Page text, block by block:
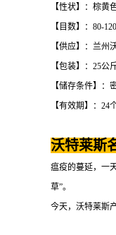
【性状】：棕黄
【目数】：80-
【供应】：兰州
【包装】：25公
【储存条件】：
【有效期】：24
沃特莱斯
瘟疫的蔓延，一
草”。
今天，沃特莱斯